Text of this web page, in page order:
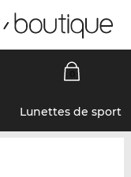
Lunettes de sport